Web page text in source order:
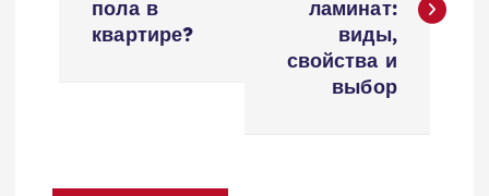
а
пола в
квартире?
ламинат:
виды,
свойства и
выбор